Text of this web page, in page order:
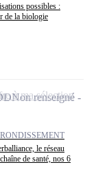
possibles :
de la biologie
le réseau
de santé, nos 6
Non renseigné
à ma sélection